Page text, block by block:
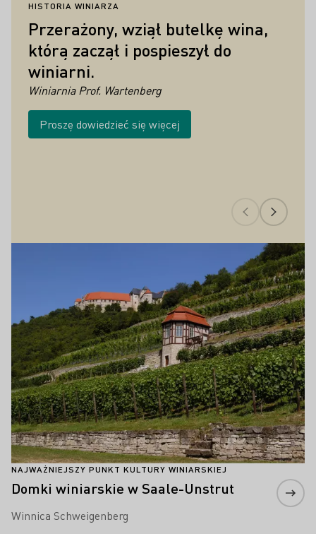
HISTORIA WINIARZA
Przerażony, wziął butelkę wina,
którą zaczął i pospieszył do
winiarni.
Winiarnia Prof. Wartenberg
Proszę dowiedzieć się więcej
Najważniejsze wydarzenia związane z
NAJWAŻNIEJSZY PUNKT KULTURY WINIARSKIEJ
Domki winiarskie w Saale-Unstrut
Winnica Schweigenberg